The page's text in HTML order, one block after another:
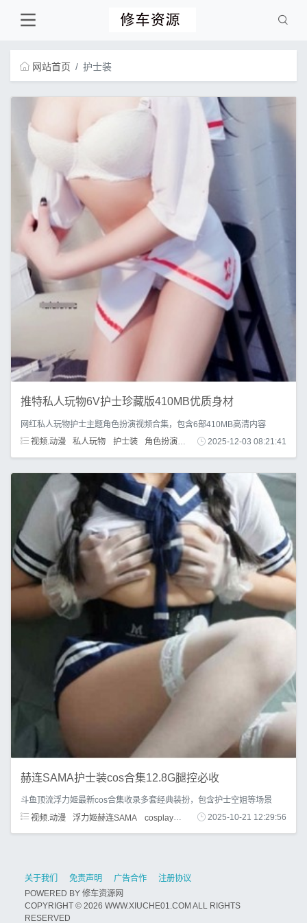
网站首页 护士装
推特私人玩物6V护士珍藏版410MB优质身材
网红私人玩物护士主题角色扮演视频合集，包含6部410MB高清内容
视频.动漫
私人玩物 护士装 角色扮演 珍藏版 推特展示
2025-12-03 08:21:41
赫连SAMA护士装cos合集12.8G腿控必收
斗鱼顶流浮力姬最新cos合集收录多套经典装扮，包含护士空姐等场景
视频.动漫
浮力姬赫连SAMA cosplay合集 护士装 空姐服装 御姐长腿
2025-10-21 12:29:56
关于我们 免责声明 广告合作
注册协议
POWERED BY 修车资源网
COPYRIGHT © 2026 WWW.XIUCHE01.COM ALL RIGHTS
RESERVED